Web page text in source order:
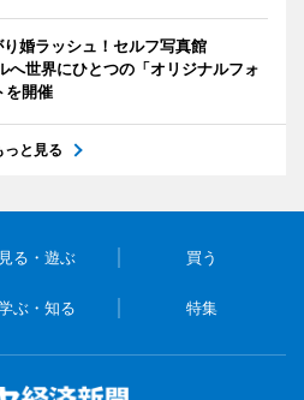
婚ラッシュ！セルフ写真館
へ世界にひとつの「オリジナルフォ
を開催
っと見る
見る・遊ぶ 買う
ぶ・知る 特集